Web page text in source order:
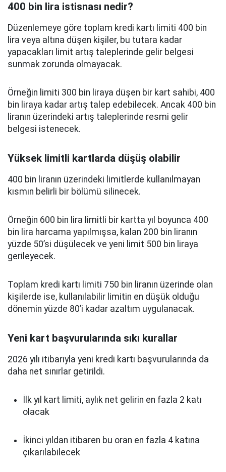
400 bin lira istisnası nedir?
Düzenlemeye göre toplam kredi kartı limiti 400 bin
lira veya altına düşen kişiler, bu tutara kadar
yapacakları limit artış taleplerinde gelir belgesi
sunmak zorunda olmayacak.
Örneğin limiti 300 bin liraya düşen bir kart sahibi, 400
bin liraya kadar artış talep edebilecek. Ancak 400 bin
liranın üzerindeki artış taleplerinde resmi gelir
belgesi istenecek.
Yüksek limitli kartlarda düşüş olabilir
400 bin liranın üzerindeki limitlerde kullanılmayan
kısmın belirli bir bölümü silinecek.
Örneğin 600 bin lira limitli bir kartta yıl boyunca 400
bin lira harcama yapılmışsa, kalan 200 bin liranın
yüzde 50’si düşülecek ve yeni limit 500 bin liraya
gerileyecek.
Toplam kredi kartı limiti 750 bin liranın üzerinde olan
kişilerde ise, kullanılabilir limitin en düşük olduğu
dönemin yüzde 80’i kadar azaltım uygulanacak.
Yeni kart başvurularında sıkı kurallar
2026 yılı itibarıyla yeni kredi kartı başvurularında da
daha net sınırlar getirildi.
İlk yıl kart limiti, aylık net gelirin en fazla 2 katı
olacak
İkinci yıldan itibaren bu oran en fazla 4 katına
çıkarılabilecek